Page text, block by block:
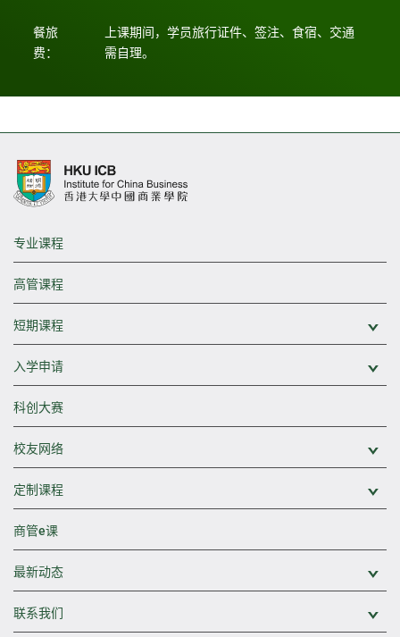
餐旅
费：
上课期间，学员旅行证件、签注、食宿、交通
需自理。
专业课程
高管课程
短期课程
入学申请
科创大赛
校友网络
定制课程
商管e课
最新动态
联系我们